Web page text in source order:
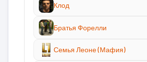
Клод
Братья Форелли
Семья Леоне (Мафия)